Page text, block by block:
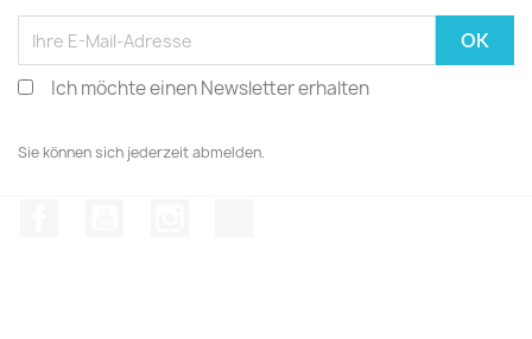
Ich möchte einen Newsletter erhalten
Sie können sich jederzeit abmelden.